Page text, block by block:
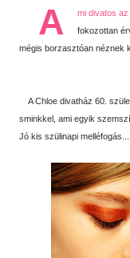
A
mi divatos
fokozottan
mégis borzasztóan néznek
A Chloe divatház 60.
sminkkel, ami egyik
Jó kis szülinapi melléfogás.....